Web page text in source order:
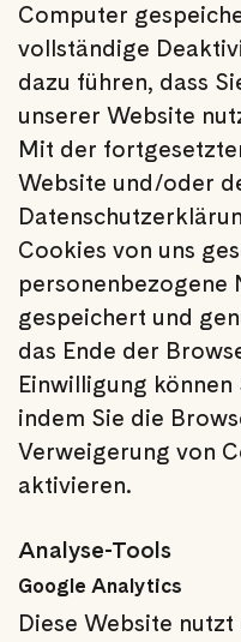
Computer
vollständige
dazu führen, dass
unserer Website
Mit der
Website und/oder
Cookies von uns
personenbezogene
gespeichert und
das Ende der
Einwilligung
indem Sie die
Verweigerung von
aktivieren.
Analyse-Tools
Google Analytics
Diese Website